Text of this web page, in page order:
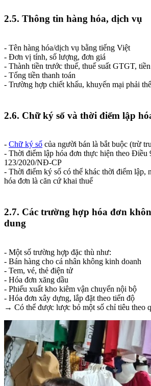
2.5. Thông tin hàng hóa, dịch vụ
- Tên hàng hóa/dịch vụ bằng tiếng Việt
- Đơn vị tính, số lượng, đơn giá
- Thành tiền trước thuế, thuế suất GTGT,
- Tổng tiền thanh toán
- Trường hợp chiết khấu, khuyến mại phải
2.6. Chữ ký số và thời điểm lập
- Chữ ký số của người bán là bắt buộc (trừ
- Thời điểm lập hóa đơn thực hiện theo Điều
123/2020/NĐ-CP
- Thời điểm ký số có thể khác thời điểm lập,
hóa đơn là căn cứ khai thuế
2.7. Các trường hợp hóa đơn
dung
- Một số trường hợp đặc thù như:
- Bán hàng cho cá nhân không kinh doanh
- Tem, vé, thẻ điện tử
- Hóa đơn xăng dầu
- Phiếu xuất kho kiêm vận chuyển nội bộ
- Hóa đơn xây dựng, lắp đặt theo tiến độ
→ Có thể được lược bỏ một số chỉ tiêu theo